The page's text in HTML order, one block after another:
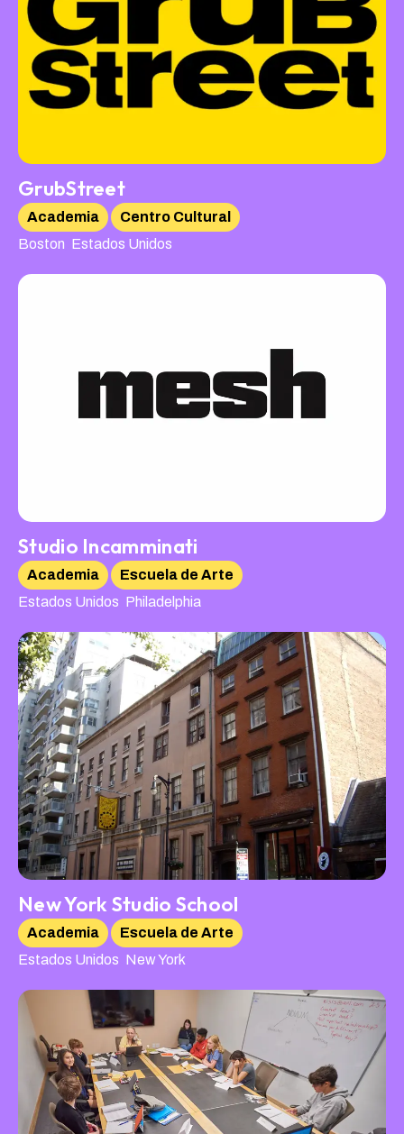
GrubStreet
Academia
Centro Cultural
Boston Estados Unidos
Studio Incamminati
Academia
Escuela de Arte
Estados Unidos Philadelphia
New York Studio School
Academia
Escuela de Arte
Estados Unidos New York